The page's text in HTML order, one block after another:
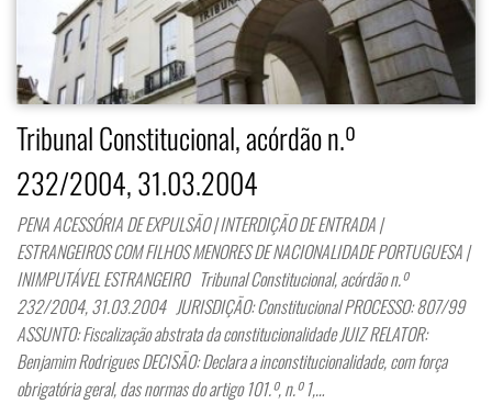
Tribunal Constitucional, acórdão n.º
232/2004, 31.03.2004
PENA ACESSÓRIA DE EXPULSÃO | INTERDIÇÃO DE ENTRADA |
ESTRANGEIROS COM FILHOS MENORES DE NACIONALIDADE PORTUGUESA |
INIMPUTÁVEL ESTRANGEIRO Tribunal Constitucional, acórdão n.º
232/2004, 31.03.2004 JURISDIÇÃO: Constitucional PROCESSO: 807/99
ASSUNTO: Fiscalização abstrata da constitucionalidade JUIZ RELATOR:
Benjamim Rodrigues DECISÃO: Declara a inconstitucionalidade, com força
obrigatória geral, das normas do artigo 101.º, n.º 1,…